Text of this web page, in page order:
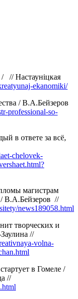
/
//Настауніцкая
ekanomiki/
/В.А.Бейзеров
professional-so-
в ответе за всё,
chelovek-
магистрам
В.А.Бейзеров //
news189058.html
творческих и
//
volna-
в Гомеле /
//